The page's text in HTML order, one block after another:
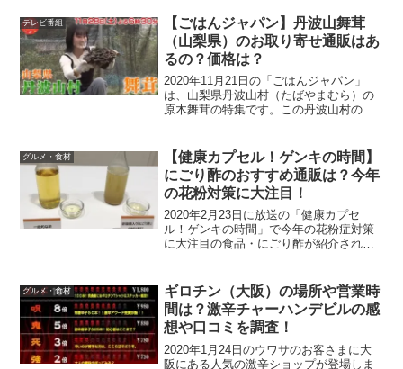
「cafe copain (コパン)」という名前のお
店...
テレビ番組
【ごはんジャパン】丹波山舞茸
（山梨県）のお取り寄せ通販はあ
るの？価格は？
2020年11月21日の「ごはんジャパン」
は、山梨県丹波山村（たばやまむら）の
原木舞茸の特集です。この丹波山村の原
ので、香り松茸や味しめじを凌ぐ美味し
さだそうです。確かに...
グルメ・食材
【健康カプセル！ゲンキの時間】
にごり酢のおすすめ通販は？今年
の花粉対策に大注目！
2020年2月23日に放送の「健康カプセ
ル！ゲンキの時間」で今年の花粉症対策
に大注目の食品・にごり酢が紹介されま
るの？など気になるポイントをチェック
してみました！早速い...
グルメ・食材
ギロチン（大阪）の場所や営業時
間は？激辛チャーハンデビルの感
想や口コミを調査！
2020年1月24日のウワサのお客さまに大
阪にある人気の激辛ショップが登場しま